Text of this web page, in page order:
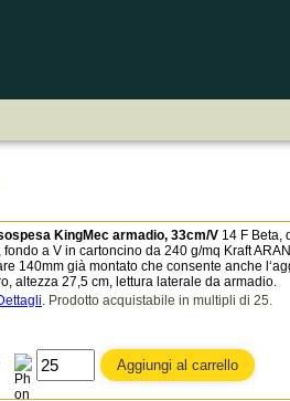
KingMec armadio, 33cm/V 14 F Beta,
a V in cartoncino da 240 g/mq Kraft
140mm già montato che consente anche
altezza 27,5 cm, lettura laterale da armadio.
. Prodotto acquistabile in multipli di 25.